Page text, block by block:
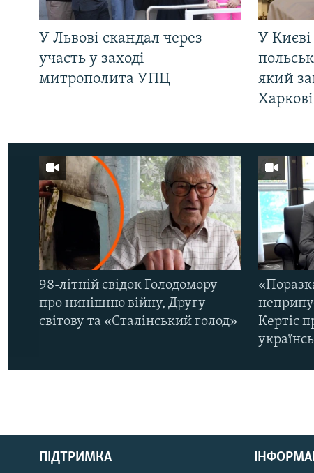
РУС
У Львові скандал через
участь у заході
митрополита УПЦ
У
який
Харкові
98-літній свідок Голодомору
про нинішню війну, Другу
світову та «Сталінський голод»
Кертіс
ПІДТРИМКА